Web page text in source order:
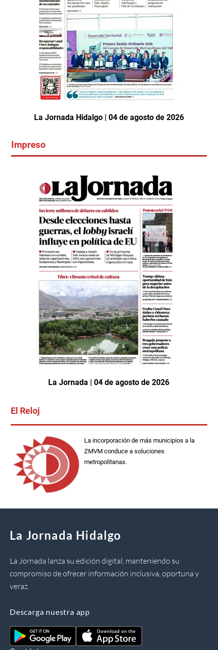
La Jornada Hidalgo | 04 de agosto de 2026
Impreso
La Jornada | 04 de agosto de 2026
El Reloj
La incorporación de más municipios a la
ZMVM conduce a soluciones
metropolitanas.
La Jornada Hidalgo
La Jornada lanza su edición digital, manteniendo su
compromiso de ofrecer información inclusiva, oportuna y
veraz.
Descarga nuestra app